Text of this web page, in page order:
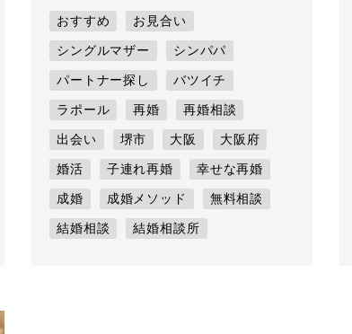
おすすめ お見合い
シングルマザー シンパパ
パートナー探し バツイチ
ラポール 再婚 再婚相談
出会い 堺市 大阪 大阪府
婚活 子連れ再婚 幸せな再婚
成婚 成婚メソッド 無料相談
結婚相談 結婚相談所